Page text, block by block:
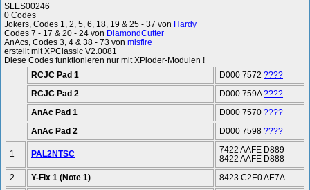
SLES00246
0 Codes
Jokers, Codes 1, 2, 5, 6, 18, 19 & 25 - 37 von Hardy
Codes 7 - 17 & 20 - 24 von DiamondCutter
AnAcs, Codes 3, 4 & 38 - 73 von misfire
erstellt mit XPClassic V2.0081
Diese Codes funktionieren nur mit XPloder-Modulen !
RCJC Pad 1
D000 7572 ????
RCJC Pad 2
D000 759A????
AnAc Pad 1
D000 7570 ????
AnAc Pad 2
D000 7598 ????
1 PAL2NTSC
7422 AAFE D889
8422 AAFE D888
2
Y-Fix 1 (Note 1) 8423 C2E0 AE7A